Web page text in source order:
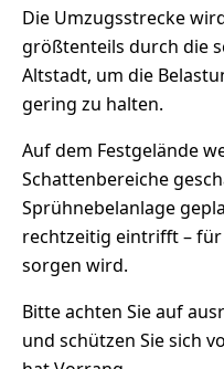
Die Umzugsstrecke
größtenteils durch die
Altstadt, um die
gering zu halten.
Auf dem Festgelände
Schattenbereiche
Sprühnebelanlage
rechtzeitig eintrifft –
sorgen wird.
Bitte achten Sie auf
und schützen Sie sich